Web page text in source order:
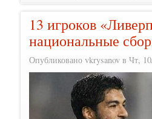
13 игроков
национальные
Опубликовано vkrysanov в Чт,